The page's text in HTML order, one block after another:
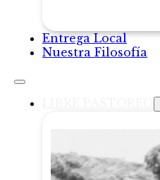
Entrega Local
Nuestra Filosofía